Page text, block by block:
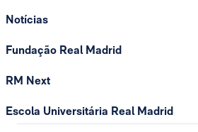
Notícias
Fundação Real Madrid
RM Next
Escola Universitária Real Madrid